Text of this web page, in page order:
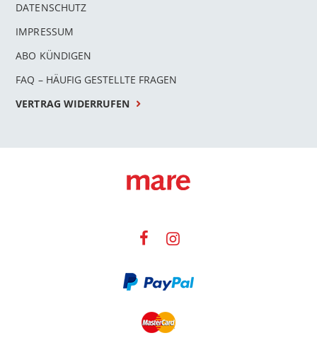
DATENSCHUTZ
IMPRESSUM
ABO KÜNDIGEN
FAQ – HÄUFIG GESTELLTE FRAGEN
VERTRAG WIDERRUFEN